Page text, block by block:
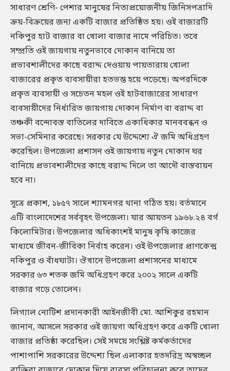
সাধারণ শ্রেণি- পেশার মানুষের নিত্যপ্রয়োজনীয় জিনিসপত্রাদি
ক্রয়-বিক্রয়ের জন্য একটি বাজার প্রতিষ্ঠিত হয়। ওই বাজারটি
নকিপুর হাট বাজার বা খোলা বাজার নামে পরিচিত। তবে
সম্প্রতি ওই জায়গায় নতুনভাবে দোকান বানিয়ে তা
প্রভাবশালীদের কাছে বরাদ্দ দেওয়ায় পায়তারায় খোলা
বাজারের প্রকৃত ব্যবসায়ীরা হতভম্ভ হয়ে পড়েছে। অপরদিকে
প্রকৃত ব্যবসায়ী ও সচেতন মহল ওই হাটবাজারের সাধারণ
ব্যবসায়ীদের নির্ধারিত জায়গায় দোকান নির্মাণ বা বরাদ্দ বা
তঞ্চকী বন্দোবস্ত বাতিলের দাবিতে একাধিকার মানববন্ধন ও
সভা-সেমিনার করেছে। সরকার যে উদ্দেশ্যে ঐ জমি অধিগ্রহণ
করেছিল। উপজেলা প্রশাসন ওই জায়গায় নতুন দোকান ঘর
বানিয়ে প্রভাবশালীদের কাছে বরাদ্দ দিলে তা আদৌ বাস্তবায়ন
হবে না।
সূত্রে প্রকাশ, ১৮৫৭ সালে শ্যামনগর থানা গঠিত হয়। বর্তমানে
এটি বাংলাদেশের সর্ববৃহৎ উপজেলা। যার আয়তন ১৯৬৮.২৪ বর্গ
কিলোমিটার। উপজেলার অধিকাংশই মানুষ কৃষি কাজের
মাধ্যমে জীবন-জীবিকা নির্বাহ করেন। ওই উপজেলার প্রাণকেন্দ্র
নকিপুর ও বাঁধঘাটা। ঔখানে উপজেলা প্রশাসনের মাধ্যমে
সরকার ৬৩ শতক জমি অধিগ্রহণ করে ২০০২ সালে একটি
বাজার গড়ে তোলেন।
লিগ্যাল নোটিশ প্রদানকারী আইনজীবী মো. আশিকুর রহমান
জানান, আসলে সরকার ওই জায়গা অধিগ্রহণ করে একটি খোলা
বাজার প্রতিষ্ঠা করেছিল। সেই সময়ে সংশ্লিষ্ট কর্মকর্তাদের
পাশাপাশি সরকারের উদ্দেশ্য ছিল এলাকার হতদরিদ্র অস্বচ্ছল